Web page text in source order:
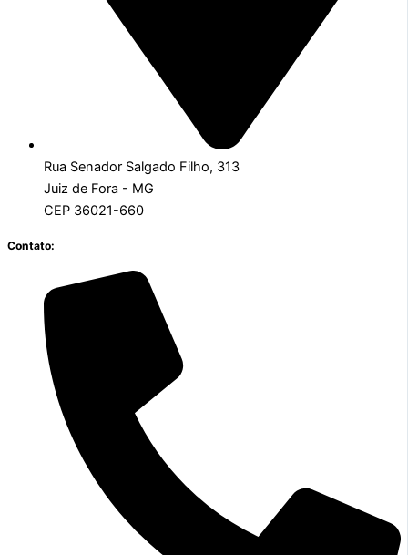
Rua Senador Salgado Filho, 313
Juiz de Fora - MG
CEP 36021-660
Contato: